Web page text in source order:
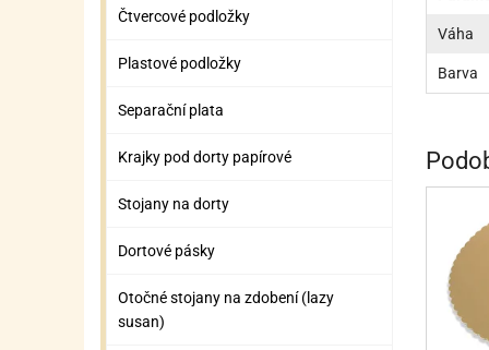
BOXY A TAŠKY NA POMŮCKY
ZÁBAVNÉ HRAČKY, DOPLŇKY
VÝROBA SLIZU
ZÁBAVNÍ PYROTECHNIKA
Čtvercové podložky
Plastové podložky
Separační plata
Krajky pod dorty papírové
Stojany na dorty
Dortové pásky
Otočné stojany na zdobení (lazy
susan)
Váha
Barva